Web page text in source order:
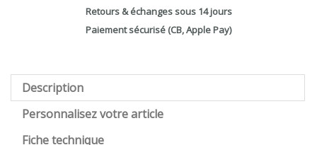
Retours & échanges sous 14 jours
Paiement sécurisé (CB, Apple Pay)
Description
Personnalisez votre article
Fiche technique